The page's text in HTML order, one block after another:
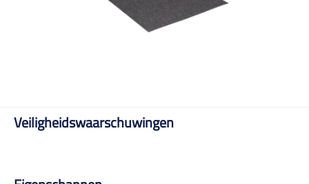
Veiligheidswaarschuwingen